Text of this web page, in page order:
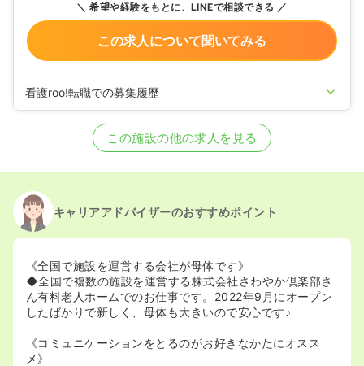
希望や経験をもとに、LINEで相談できる
この求人について聞いてみる
看護roo!転職での募集履歴
正・准看護師の募集を休止
正・准看護師を募集中
この施設の他の求人を見る
キャリアアドバイザーのおすすめポイント
《全国で施設を運営する会社が母体です》
◆全国で複数の施設を運営する株式会社さわやか倶楽部さ
ん有料老人ホームでのお仕事です。2022年9月にオープン
したばかりで新しく、母体も大きいので安心です♪
《コミュニケーションをとるのがお好きなかたにオスス
メ》